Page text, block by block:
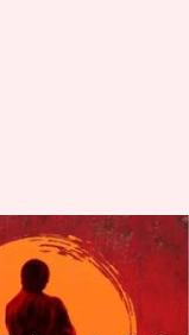
అప్డేట్:
అయ్యేలా